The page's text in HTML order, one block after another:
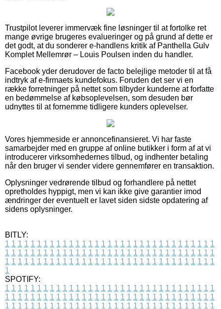
Trustpilot leverer immervæk fine løsninger til at fortolke ret
mange øvrige brugeres evalueringer og på grund af dette er
det godt, at du sonderer e-handlens kritik af Panthella Gulv
Komplet Mellemrør – Louis Poulsen inden du handler.
Facebook yder derudover de facto belejlige metoder til at få
indtryk af e-firmaets kundefokus. Foruden det ser vi en
række forretninger på nettet som tilbyder kunderne at forfatte
en bedømmelse af købsoplevelsen, som desuden bør
udnyttes til at fornemme tidligere kunders oplevelser.
Vores hjemmeside er annoncefinansieret. Vi har faste
samarbejder med en gruppe af online butikker i form af at vi
introducerer virksomhedernes tilbud, og indhenter betaling
når den bruger vi sender videre gennemfører en transaktion.
Oplysninger vedrørende tilbud og forhandlere på nettet
opretholdes hyppigt, men vi kan ikke give garantier imod
ændringer der eventuelt er lavet siden sidste opdatering af
sidens oplysninger.
BITLY:
1 1 1 1 1 1 1 1 1 1 1 1 1 1 1 1 1 1 1 1 1 1 1 1 1 1 1 1 1 1 1 1 1
1 1 1 1 1 1 1 1 1 1 1 1 1 1 1 1 1 1 1 1 1 1 1 1 1 1 1 1 1 1 1 1 1
1 1 1 1 1 1 1 1 1 1 1 1 1 1 1 1 1 1 1 1 1 1 1 1 1 1 1 1 1 1 1 1 1
1
SPOTIFY:
1 1 1 1 1 1 1 1 1 1 1 1 1 1 1 1 1 1 1 1 1 1 1 1 1 1 1 1 1 1 1 1 1
1 1 1 1 1 1 1 1 1 1 1 1 1 1 1 1 1 1 1 1 1 1 1 1 1 1 1 1 1 1 1 1 1
1 1 1 1 1 1 1 1 1 1 1 1 1 1 1 1 1 1 1 1 1 1 1 1 1 1 1 1 1 1 1 1 1